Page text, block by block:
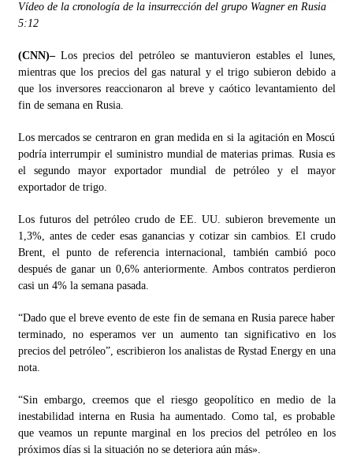
Vídeo de la cronología de la insurrección del grupo Wagner en Rusia
5:12
(CNN)–Los precios del petróleo se mantuvieron estables el lunes,
mientras que los precios del gas natural y el trigo subieron debido a
que los inversores reaccionaron al breve y caótico levantamiento del
fin de semana en Rusia.
Los mercados se centraron en gran medida en si la agitación en Moscú
podría interrumpir el suministro mundial de materias primas. Rusia es
el segundo mayor exportador mundial de petróleo y el mayor
exportador de trigo.
Los futuros del petróleo crudo de EE. UU. subieron brevemente un
1,3%, antes de ceder esas ganancias y cotizar sin cambios. El crudo
Brent, el punto de referencia internacional, también cambió poco
después de ganar un 0,6% anteriormente. Ambos contratos perdieron
casi un 4% la semana pasada.
“Dado que el breve evento de este fin de semana en Rusia parece haber
terminado, no esperamos ver un aumento tan significativo en los
precios del petróleo”, escribieron los analistas de Rystad Energy en una
nota.
“Sin embargo, creemos que el riesgo geopolítico en medio de la
inestabilidad interna en Rusia ha aumentado. Como tal, es probable
que veamos un repunte marginal en los precios del petróleo en los
próximos días si la situación no se deteriora aún más».